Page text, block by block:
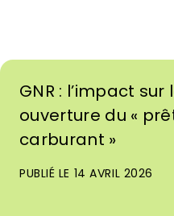
GNR : l’impact
ouverture du «
carburant »
PUBLIÉ LE 14 AVRIL 2026